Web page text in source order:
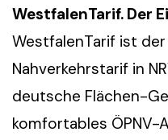
WestfalenTarif. Der
WestfalenTarif ist
Nahverkehrstarif in
deutsche Flächen-
komfortables ÖPNV-